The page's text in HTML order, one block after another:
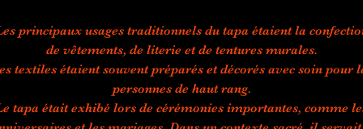
principaux usages traditionnels du tapa étaient la
de vêtements, de literie et de tentures murales.
textiles étaient souvent préparés et décorés avec soin pour
personnes de haut rang.
tapa était exhibé lors de cérémonies importantes, comme